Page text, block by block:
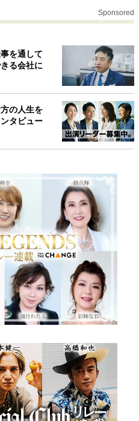
Sponsored
を通して
る会社に
の人生を
タビュー